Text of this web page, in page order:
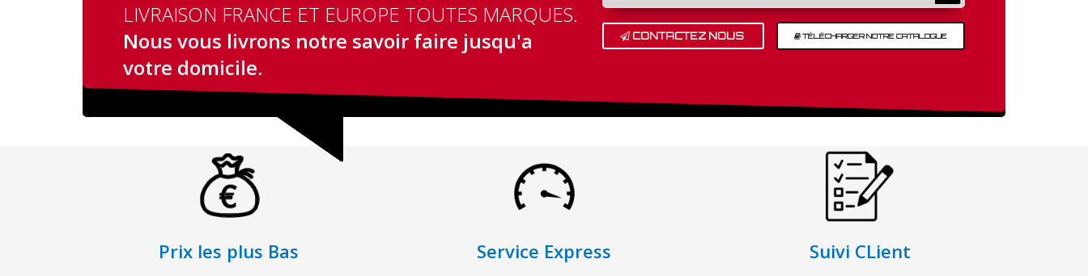
LIVRAISON FRANCE ET EUROPE TOUTES MARQUES.
Nous vous livrons notre savoir faire jusqu'a
votre domicile.
CONTACTEZ NOUS TÉLÉCHARGER NOTRE CATALOGUE
Prix les plus Bas Service Express Suivi CLient